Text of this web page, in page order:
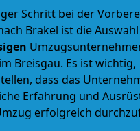
Schritt bei der
Brakel ist die
Breisgau. Es ist wichtig,
dass das
Erfahrung und
erfolgreich